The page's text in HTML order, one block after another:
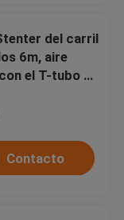
del carril
6m, aire
el T-tubo de
Contacto